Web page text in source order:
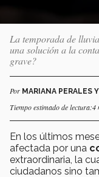
La temporada de
una solución a la
grave?
Por MARIANA PERALES
Tiempo estimado de lectura:4
En los últimos
afectada por una
extraordinaria, la
ciudadanos sino